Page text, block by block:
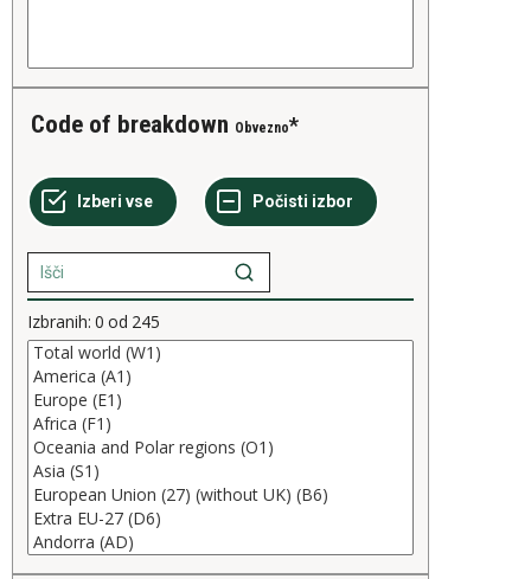
Code of breakdown Obvezno
Izbranih: 0 od 245